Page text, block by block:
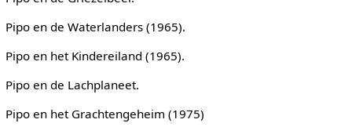
Pipo en de Waterlanders (1965).
Pipo en het Kindereiland (1965).
Pipo en de Lachplaneet.
Pipo en het Grachtengeheim (1975)